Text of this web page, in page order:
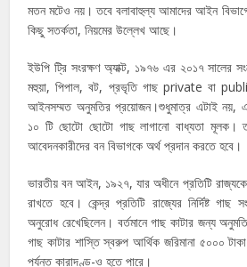
মতন মটেও নয়। তবে বলাবাহুল্য আমাদের আইন
কিছু সতর্কতা, নিয়মের উল্লেখ আছে।
ইউপি ট্রি সংরক্ষণ অ্যাক্ট, ১৯৭৬ এর ২০১৭ সালের
মহুয়া, পিপাল, বট, প্রভৃতি গাছ private বা
আইনসম্মত অনুমতির প্রয়োজন।শুধুমাত্র এটাই নয়,
১০ টি ছোটো ছোটো গাছ লাগানো বাধ্যতা মূলক।
আবেদনকারীদের বন বিভাগকে অর্থ প্রদান করতে হবে।
ভারতীয় বন আইন, ১৯২৭, যার অধীনে প্রতিটি রাজ্যকে
রাখতে হবে। কেন্দ্র প্রতিটি রাজ্যের নির্দিষ্ট
অনুরোধ রেখেছিলেন। বর্তমানে গাছ কাটার জন্য
গাছ কাটার শাস্তি স্বরুপ আর্থিক জরিমানা ৫০০০
পর্যন্ত কারাদণ্ড-ও হতে পারে।